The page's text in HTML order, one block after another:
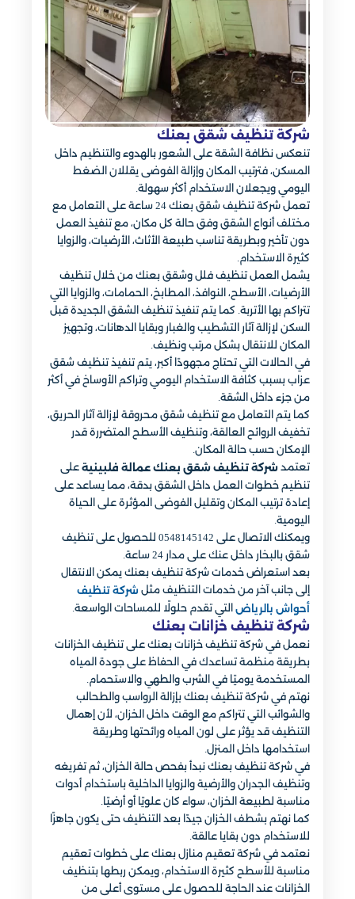
شركة تنظيف شقق بعنك
تنعكس نظافة الشقة على الشعور بالهدوء والتنظيم داخل
المسكن، فترتيب المكان وإزالة الفوضى يقللان الضغط
اليومي ويجعلان الاستخدام أكثر سهولة.
تعمل شركة تنظيف شقق بعنك 24 ساعة على التعامل مع
مختلف أنواع الشقق وفق حالة كل مكان، مع تنفيذ العمل
دون تأخير وبطريقة تناسب طبيعة الأثاث، الأرضيات، والزوايا
كثيرة الاستخدام.
يشمل العمل تنظيف فلل وشقق بعنك من خلال تنظيف
الأرضيات، الأسطح، النوافذ، المطابخ، الحمامات، والزوايا التي
تتراكم بها الأتربة. كما يتم تنفيذ تنظيف الشقق الجديدة قبل
السكن لإزالة آثار التشطيب والغبار وبقايا الدهانات، وتجهيز
المكان للانتقال بشكل مرتب ونظيف.
في الحالات التي تحتاج مجهودًا أكبر، يتم تنفيذ تنظيف شقق
عزاب بسبب كثافة الاستخدام اليومي وتراكم الأوساخ في أكثر
من جزء داخل الشقة.
كما يتم التعامل مع تنظيف شقق محروقة لإزالة آثار الحريق،
تخفيف الروائح العالقة، وتنظيف الأسطح المتضررة قدر
الإمكان حسب حالة المكان.
تعتمد شركة تنظيف شقق بعنك عمالة فلبينية على
تنظيم خطوات العمل داخل الشقق بدقة، مما يساعد على
إعادة ترتيب المكان وتقليل الفوضى المؤثرة على الحياة
اليومية.
ويمكنك الاتصال على 0548145142 للحصول على تنظيف
شقق بالبخار داخل عنك على مدار 24 ساعة.
بعد استعراض خدمات شركة تنظيف بعنك يمكن الانتقال
إلى جانب آخر من خدمات التنظيف مثل شركة تنظيف
أحواش بالرياض التي تقدم حلولًا للمساحات الواسعة.
شركة تنظيف خزانات بعنك​
نعمل في شركة تنظيف خزانات بعنك على تنظيف الخزانات
بطريقة منظمة تساعدك في الحفاظ على جودة المياه
المستخدمة يوميًا في الشرب والطهي والاستحمام.
نهتم في شركة تنظيف بعنك بإزالة الرواسب والطحالب
والشوائب التي تتراكم مع الوقت داخل الخزان، لأن إهمال
التنظيف قد يؤثر على لون المياه ورائحتها وطريقة
استخدامها داخل المنزل.
في شركة تنظيف بعنك نبدأ بفحص حالة الخزان، ثم تفريغه
وتنظيف الجدران والأرضية والزوايا الداخلية باستخدام أدوات
مناسبة لطبيعة الخزان، سواء كان علويًا أو أرضيًا.
كما نهتم بشطف الخزان جيدًا بعد التنظيف حتى يكون جاهزًا
للاستخدام دون بقايا عالقة.
نعتمد في شركة تعقيم منازل بعنك على خطوات تعقيم
مناسبة للأسطح كثيرة الاستخدام، ويمكن ربطها بتنظيف
الخزانات عند الحاجة للحصول على مستوى أعلى من